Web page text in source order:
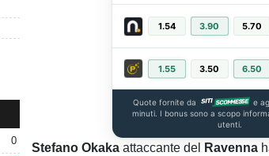
0
1.54 3.90 5.70
1.55 3.50 6.50
Quote fornite da
e
minuti. I bonus sono a scopo
utenti.
Stefano Okaka attaccante del Ravenna